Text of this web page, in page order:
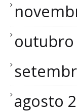
outubro
agosto